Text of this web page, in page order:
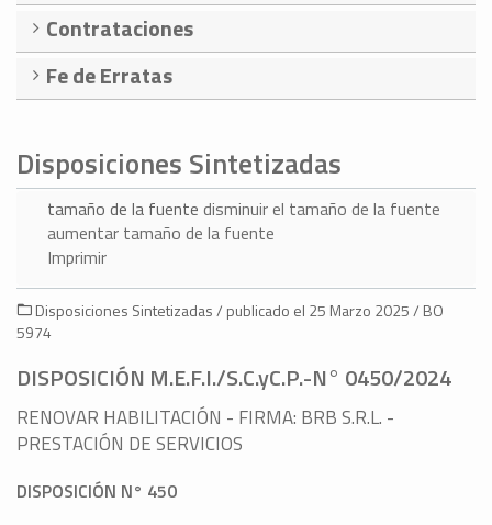
Contrataciones
Fe de Erratas
Disposiciones Sintetizadas
tamaño de la fuente disminuir el tamaño de la fuente
aumentar tamaño de la fuente
Imprimir
Disposiciones Sintetizadas / publicado el 25 Marzo 2025 / BO
5974
DISPOSICIÓN M.E.F.I./S.C.yC.P.-N° 0450/2024
RENOVAR HABILITACIÓN - FIRMA: BRB S.R.L. -
PRESTACIÓN DE SERVICIOS
DISPOSICIÓN N° 450